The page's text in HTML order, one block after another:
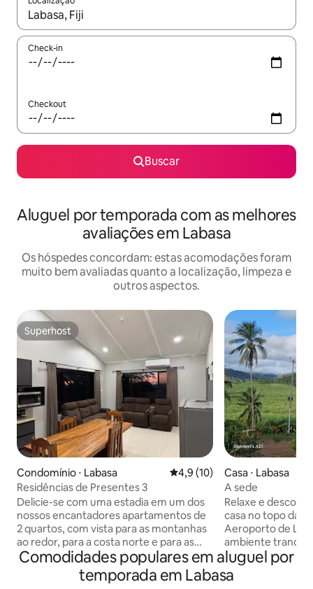
Quando os resultados estiverem disponíveis, explore-os
Check-in
Checkout
Buscar
Aluguel por temporada com as melhores
avaliações em Labasa
Os hóspedes concordam: estas acomodações foram
muito bem avaliadas quanto a localização, limpeza e
outros aspectos.
Superhost
Superhost
Condomínio ⋅ Labasa 4,9 de uma avaliação média
4,9 (10)
Residências de Presentes 3
Delicie-se com uma estadia em um dos
nossos encantadores apartamentos de
2 quartos, com vista para as montanhas
ao redor, para a costa norte e para as
exuberantes fazendas de cana-de-
açúcar que definem a rica herança da
Casa ⋅ Labasa
A sede
Relaxe e
casa no topo da
Aeroporto de
ambiente
possui quartos
muito espaço
para famílias,
Comodidades populares em aluguel por
temporada em Labasa